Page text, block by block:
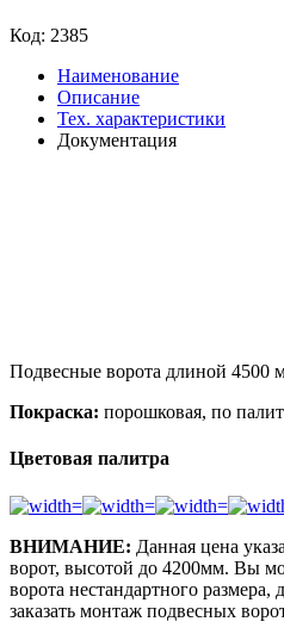
Код: 2385
Наименование
Описание
Тех. характеристики
Документация
Подвесные ворота длиной 4500
Покраска: порошковая, по
Цветовая палитра
ВНИМАНИЕ: Данная цена
ворот, высотой до 4200мм. Вы
ворота нестандартного
заказать монтаж подвесных